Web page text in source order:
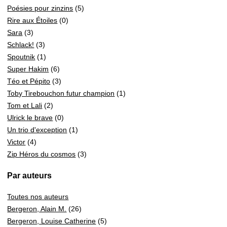
Poésies pour zinzins (5)
Rire aux Étoiles (0)
Sara (3)
Schlack! (3)
Spoutnik (1)
Super Hakim (6)
Téo et Pépito (3)
Toby Tirebouchon futur champion (1)
Tom et Lali (2)
Ulrick le brave (0)
Un trio d'exception (1)
Victor (4)
Zip Héros du cosmos (3)
Par auteurs
Toutes nos auteurs
Bergeron, Alain M. (26)
Bergeron, Louise Catherine (5)